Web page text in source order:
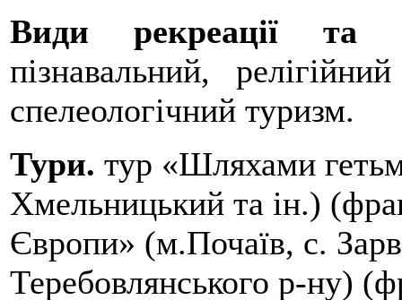
Види рекреації та
пізнавальний,
спелеологічний туризм.
Тури. тур «Шляхами
Хмельницький та ін.)
Європи» (м.Почаїв, с.
Теребовлянського р-ну)